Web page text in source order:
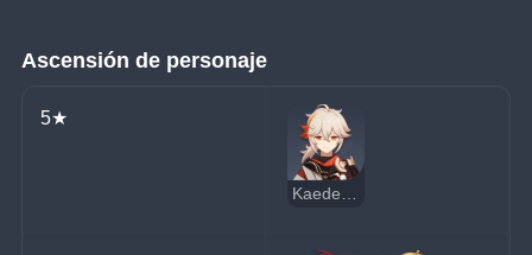
Ascensión de personaje
5★